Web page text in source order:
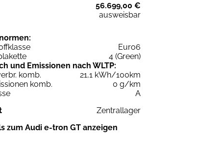
56.699,00 €
ausweisbar
Euro6
4 (Green)
und Emissionen nach WLTP:
komb.
21,1 kWh/100km
komb.
0 g/km
A
Zentrallager
zum Audi e-tron GT anzeigen